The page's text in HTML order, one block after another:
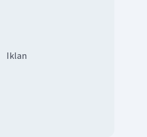
Iklan